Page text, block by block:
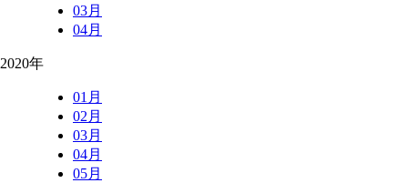
03月
04月
2020年
01月
02月
03月
04月
05月